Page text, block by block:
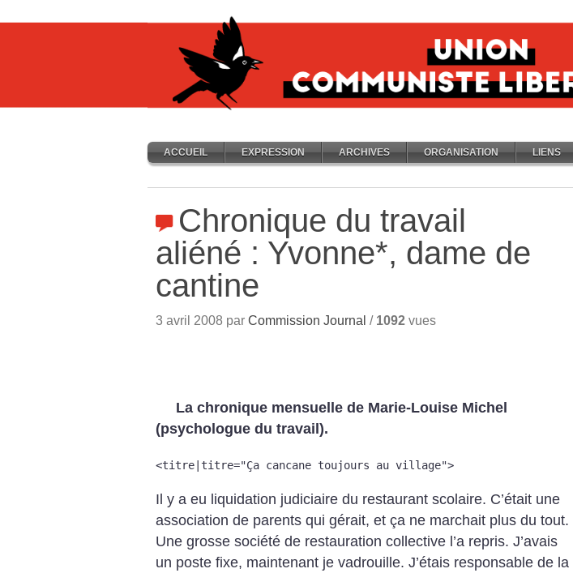
ACCUEIL EXPRESSION ARCHIVES ORGANISATION LIENS
Chronique du travail
aliéné : Yvonne*, dame de
cantine
3 avril 2008 par Commission Journal / 1092 vues
La chronique mensuelle de Marie-Louise Michel
(psychologue du travail).
<titre|titre="Ça cancane toujours au village">
Il y a eu liquidation judiciaire du restaurant scolaire. C’était une
association de parents qui gérait, et ça ne marchait plus du tout.
Une grosse société de restauration collective l’a repris. J’avais
un poste fixe, maintenant je vadrouille. J’étais responsable de la